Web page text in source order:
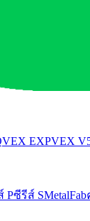
VEX EXPVEX
Pซีรีส์ SMetalFab